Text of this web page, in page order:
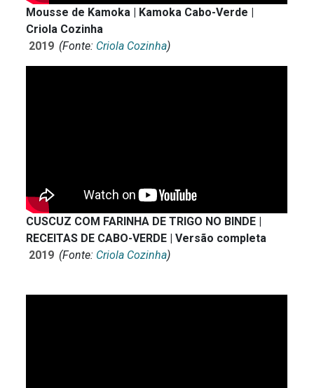
Mousse de Kamoka | Kamoka Cabo-Verde |
Criola Cozinha
2019 (Fonte: Criola Cozinha)
CUSCUZ COM FARINHA DE TRIGO NO BINDE |
RECEITAS DE CABO-VERDE | Versão completa
2019 (Fonte: Criola Cozinha)